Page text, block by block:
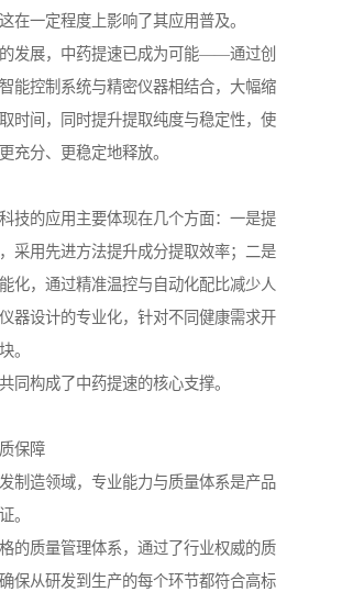
在一定程度上影响了其应用普及。
发展，中药提速已成为可能——通过创
能控制系统与精密仪器相结合，大幅缩
时间，同时提升提取纯度与稳定性，使
充分、更稳定地释放。
技的应用主要体现在几个方面：一是提
采用先进方法提升成分提取效率；二是
化，通过精准温控与自动化配比减少人
器设计的专业化，针对不同健康需求开
。
同构成了中药提速的核心支撑。
保障
制造领域，专业能力与质量体系是产品
。
的质量管理体系，通过了行业权威的质
保从研发到生产的每个环节都符合高标